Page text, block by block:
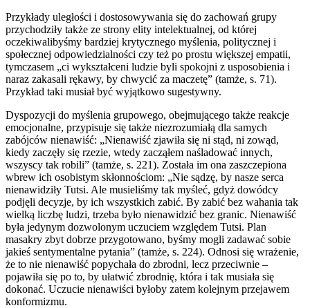
Przykłady uległości i dostosowywania się do zachowań grupy
przychodziły także ze strony elity intelektualnej, od której
oczekiwalibyśmy bardziej krytycznego myślenia, politycznej i
społecznej odpowiedzialności czy też po prostu większej empatii,
tymczasem „ci wykształceni ludzie byli spokojni z usposobienia i
naraz zakasali rękawy, by chwycić za maczetę” (tamże, s. 71).
Przykład taki musiał być wyjątkowo sugestywny.
Dyspozycji do myślenia grupowego, obejmującego także reakcje
emocjonalne, przypisuje się także niezrozumiałą dla samych
zabójców nienawiść: „Nienawiść zjawiła się ni stąd, ni zowąd,
kiedy zaczęły się rzezie, wtedy zacząłem naśladować innych,
wszyscy tak robili” (tamże, s. 221). Została im ona zaszczepiona
wbrew ich osobistym skłonnościom: „Nie sądzę, by nasze serca
nienawidziły Tutsi. Ale musieliśmy tak myśleć, gdyż dowódcy
podjęli decyzje, by ich wszystkich zabić. By zabić bez wahania tak
wielką liczbę ludzi, trzeba było nienawidzić bez granic. Nienawiść
była jedynym dozwolonym uczuciem względem Tutsi. Plan
masakry zbyt dobrze przygotowano, byśmy mogli zadawać sobie
jakieś sentymentalne pytania” (tamże, s. 224). Odnosi się wrażenie,
że to nie nienawiść popychała do zbrodni, lecz przeciwnie –
pojawiła się po to, by ułatwić zbrodnię, która i tak musiała się
dokonać. Uczucie nienawiści byłoby zatem kolejnym przejawem
konformizmu.